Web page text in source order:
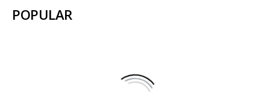
POPULAR